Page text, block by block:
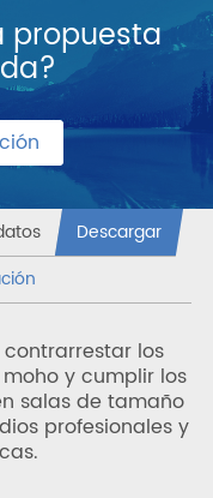
propuesta
Descargar
los
y cumplir los
salas de tamaño
profesionales y